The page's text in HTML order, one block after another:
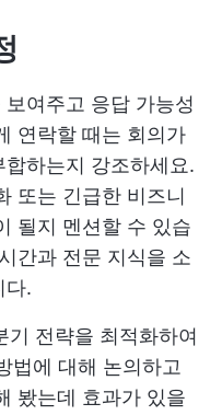
여주고 응답 가능성
연락할 때는 회의가
하는지 강조하세요.
또는 긴급한 비즈니
될지 멘션할 수 있습
간과 전문 지식을 소
다.
전략을 최적화하여
법에 대해 논의하고
봤는데 효과가 있을